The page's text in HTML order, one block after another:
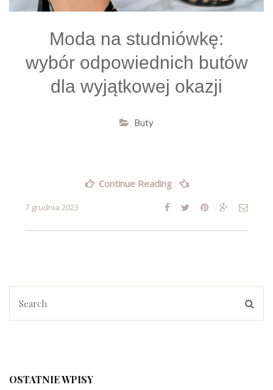
Moda na studniówkę:
wybór odpowiednich butów
dla wyjątkowej okazji
Buty
Continue Reading „Moda
studniówkę:
wybór
butów
7 grudnia 2023
OSTATNIE WPISY